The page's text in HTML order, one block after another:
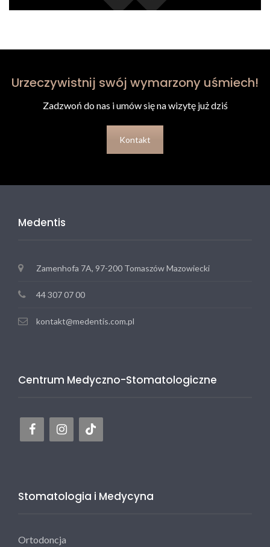
Urzeczywistnij swój wymarzony uśmiech!
Zadzwoń do nas i umów się na wizytę już dziś
Kontakt
Medentis
Zamenhofa 7A, 97-200 Tomaszów Mazowiecki
44 307 07 00
kontakt@medentis.com.pl
Centrum Medyczno-Stomatologiczne
Stomatologia i Medycyna
Ortodoncja